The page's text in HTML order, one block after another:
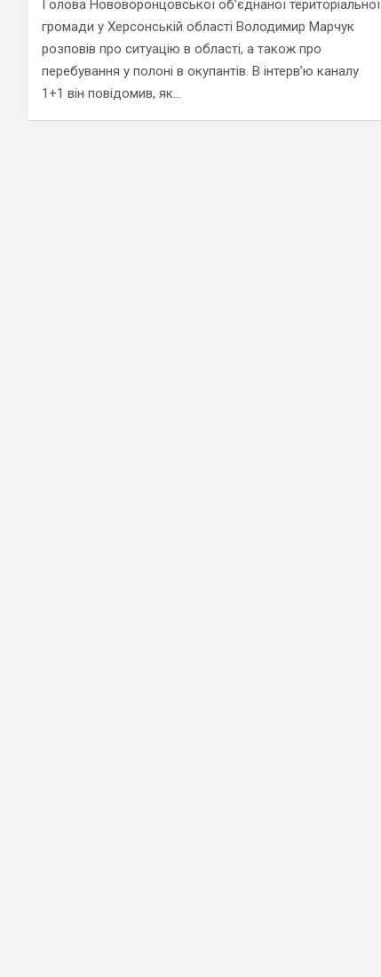
Голова Нововоронцовської об’єднаної територіальної
громади у Херсонській області Володимир Марчук
розповів про ситуацію в області, а також про
перебування у полоні в окупантів. В інтерв’ю каналу
1+1 він повідомив, як…